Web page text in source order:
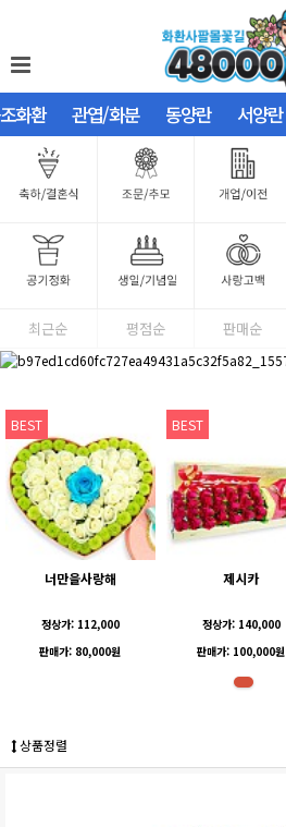
화환 관엽/화분 동양란 서양란
최근순 평점순 판매순
BEST
너만을사랑해
정상가: 112,000
판매가: 80,000원
BEST
제시카
정상가: 140,000
판매가: 100,000원
상품정렬